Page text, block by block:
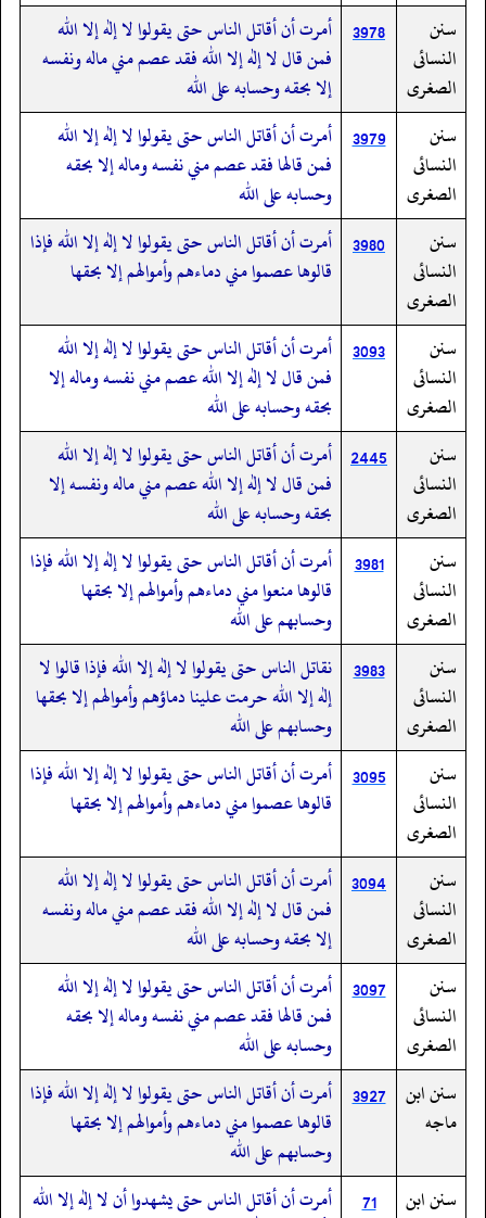
سنن
النسائى
الصغرى
3978 أمرت أن أقاتل الناس حتى يقولوا لا إله إلا الله
فمن قال لا إله إلا الله فقد عصم مني ماله ونفسه
إلا بحقه وحسابه على الله
سنن
النسائى
الصغرى
3979 أمرت أن أقاتل الناس حتى يقولوا لا إله إلا الله
فمن قالها فقد عصم مني نفسه وماله إلا بحقه
وحسابه على الله
سنن
النسائى
الصغرى
3980 أمرت أن أقاتل الناس حتى يقولوا لا إله إلا الله فإذا
قالوها عصموا مني دماءهم وأموالهم إلا بحقها
سنن
النسائى
الصغرى
3093 أمرت أن أقاتل الناس حتى يقولوا لا إله إلا الله
فمن قال لا إله إلا الله عصم مني نفسه وماله إلا
بحقه وحسابه على الله
سنن
النسائى
الصغرى
2445 أمرت أن أقاتل الناس حتى يقولوا لا إله إلا الله
فمن قال لا إله إلا الله عصم مني ماله ونفسه إلا
بحقه وحسابه على الله
سنن
النسائى
الصغرى
3981
أمرت أن أقاتل الناس حتى يقولوا لا إله إلا الله فإذا
قالوها منعوا مني دماءهم وأموالهم إلا بحقها
وحسابهم على الله
سنن
النسائى
الصغرى
3983
نقاتل الناس حتى يقولوا لا إله إلا الله فإذا قالوا لا
إله إلا الله حرمت علينا دماؤهم وأموالهم إلا بحقها
وحسابهم على الله
سنن
النسائى
الصغرى
3095 أمرت أن أقاتل الناس حتى يقولوا لا إله إلا الله فإذا
قالوها عصموا مني دماءهم وأموالهم إلا بحقها
سنن
النسائى
الصغرى
3094 أمرت أن أقاتل الناس حتى يقولوا لا إله إلا الله
فمن قال لا إله إلا الله فقد عصم مني ماله ونفسه
إلا بحقه وحسابه على الله
سنن
النسائى
الصغرى
3097 أمرت أن أقاتل الناس حتى يقولوا لا إله إلا الله
فمن قالها فقد عصم مني نفسه وماله إلا بحقه
وحسابه على الله
سنن ابن
ماجه
3927 أمرت أن أقاتل الناس حتى يقولوا لا إله إلا الله فإذا
قالوها عصموا مني دماءهم وأموالهم إلا بحقها
وحسابهم على الله
سنن ابن
71
أمرت أن أقاتل الناس حتى يشهدوا أن لا إله إلا الله